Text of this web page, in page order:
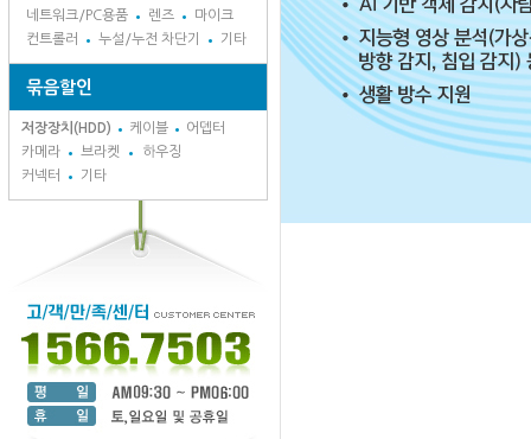
네트워크/PC용품
렌즈
마이크
컨트롤러
누설/누전 차단기 기타
묶음할인
저장장치(HDD) 케이블
어뎁터
카메라
브라켓
하우징
커넥터
기타